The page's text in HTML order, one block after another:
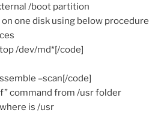
/boot partition
on one disk using below procedure
/dev/md*[/code]
–scan[/code]
command from /usr folder
is /usr